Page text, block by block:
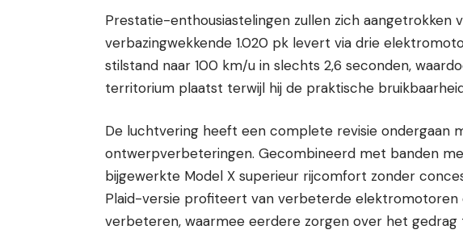
Prestatie-enthousiastelingen zullen zich aangetrokken
verbazingwekkende 1.020 pk levert via drie
stilstand naar 100 km/u in slechts 2,6 seconden,
territorium plaatst terwijl hij de praktische
De luchtvering heeft een complete revisie ondergaan
ontwerpverbeteringen. Gecombineerd met banden
bijgewerkte Model X superieur rijcomfort zonder
Plaid-versie profiteert van verbeterde elektromotoren
verbeteren, waarmee eerdere zorgen over het